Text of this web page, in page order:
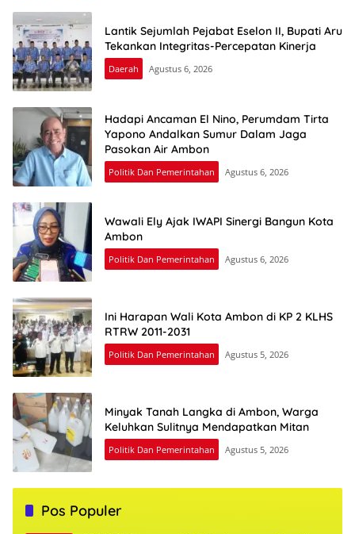
Lantik Sejumlah Pejabat Eselon II, Bupati Aru
Tekankan Integritas-Percepatan Kinerja
Daerah Agustus 6, 2026
Hadapi Ancaman El Nino, Perumdam Tirta
Yapono Andalkan Sumur Dalam Jaga
Pasokan Air Ambon
Politik Dan Pemerintahan Agustus 6, 2026
Wawali Ely Ajak IWAPI Sinergi Bangun Kota
Ambon
Politik Dan Pemerintahan Agustus 6, 2026
Ini Harapan Wali Kota Ambon di KP 2 KLHS
RTRW 2011-2031
Politik Dan Pemerintahan Agustus 5, 2026
Minyak Tanah Langka di Ambon, Warga
Keluhkan Sulitnya Mendapatkan Mitan
Politik Dan Pemerintahan Agustus 5, 2026
Pos Populer